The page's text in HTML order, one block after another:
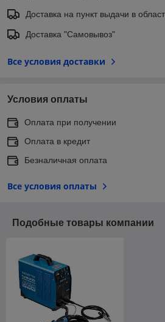
Доставка на пункт выдачи в
Доставка "Самовывоз"
Все условия доставки
Условия оплаты
Оплата при получении
Оплата в кредит
Безналичная оплата
Все условия оплаты
Подобные товары компании